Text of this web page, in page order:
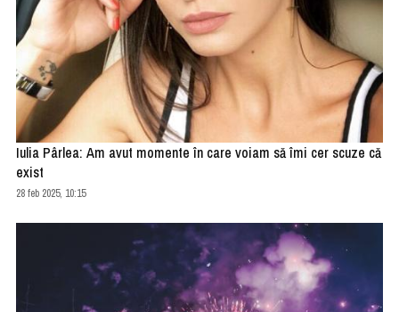
Iulia Pârlea: Am avut momente în care voiam să îmi cer scuze că
exist
28 feb 2025, 10:15